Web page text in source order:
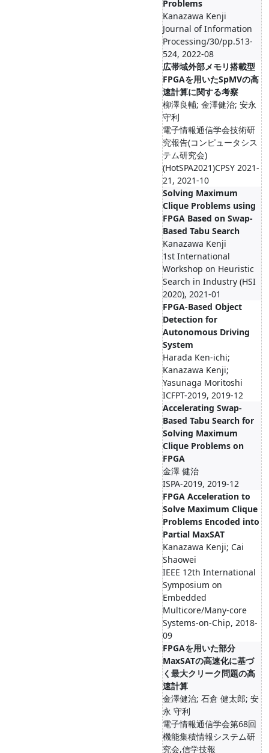
Problems
Kanazawa Kenji
Journal of Information
Processing/30/pp.513-
524, 2022-08
広帯域外部メモリ搭載型
FPGAを用いたSpMVの高
速計算に関する考察
柳澤良輔; 金澤健治; 安永
守利
電子情報通信学会技術研
究報告(コンピュータシス
テム研究会)
(HotSPA2021)CPSY 2021-
21, 2021-10
Solving Maximum
Clique Problems using
FPGA Based on Swap-
Based Tabu Search
Kanazawa Kenji
1st International
Workshop on Heuristic
Search in Industry (HSI
2020), 2021-01
FPGA-Based Object
Detection for
Autonomous Driving
System
Harada Ken-ichi;
Kanazawa Kenji;
Yasunaga Moritoshi
ICFPT-2019, 2019-12
Accelerating Swap-
Based Tabu Search for
Solving Maximum
Clique Problems on
FPGA
金澤 健治
ISPA-2019, 2019-12
FPGA Acceleration to
Solve Maximum Clique
Problems Encoded into
Partial MaxSAT
Kanazawa Kenji; Cai
Shaowei
IEEE 12th International
Symposium on
Embedded
Multicore/Many-core
Systems-on-Chip, 2018-
09
FPGAを用いた部分
MaxSATの高速化に基づ
く最大クリーク問題の高
速計算
金澤健治; 石倉 健太郎; 安
永 守利
電子情報通信学会第68回
機能集積情報システム研
究会,信学技報